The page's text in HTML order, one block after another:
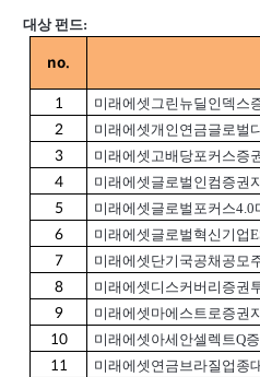
대상 펀드:
no.
1 미래에셋그린뉴딜인덱스
2 미래에셋개인연금글로벌
3 미래에셋고배당포커스증
4 미래에셋글로벌인컴증권
5 미래에셋글로벌포커스
6 미래에셋글로벌혁신기업
7 미래에셋단기국공채공모
8 미래에셋디스커버리증권
9 미래에셋마에스트로증권
10 미래에셋아세안셀렉트Q
11 미래에셋연금브라질업종